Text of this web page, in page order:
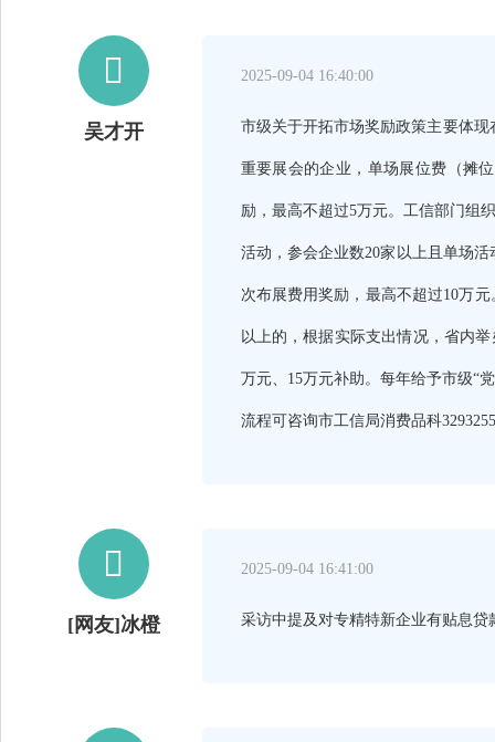

吴才开
2025-09-04 16:40:00
市级关于开拓市场奖励政策主要体
重要展会的企业，单场展位费（摊
励，最高不超过5万元。工信部门组
活动，参会企业数20家以上且单场
次布展费用奖励，最高不超过10万
以上的，根据实际支出情况，省内
万元、15万元补助。每年给予市级“
流程可咨询市工信局消费品科

[网友]冰橙
2025-09-04 16:41:00
采访中提及对专精特新企业有贴息